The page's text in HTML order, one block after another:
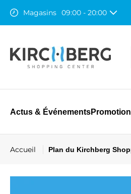
Magasins 09:00 - 20:00
Restaurants 07:30 - 22:00
Actus & Événements
Accueil Plan du Kirchberg